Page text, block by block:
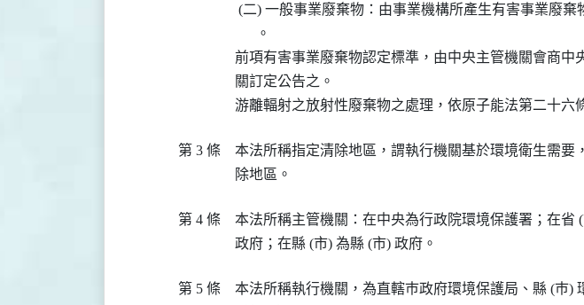
(二) 一般事業廢棄物：由事業機構所產生有害事業廢棄
      。
前項有害事業廢棄物認定標準，由中央主管機關會商中
關訂定公告之。
第 3 條
本法所稱指定清除地區，謂執行機關基於環境衛生需要
第 4 條
本法所稱主管機關：在中央為行政院環境保護署；在省
第 5 條
本法所稱執行機關，為直轄巿政府環境保護局、縣 (巿)